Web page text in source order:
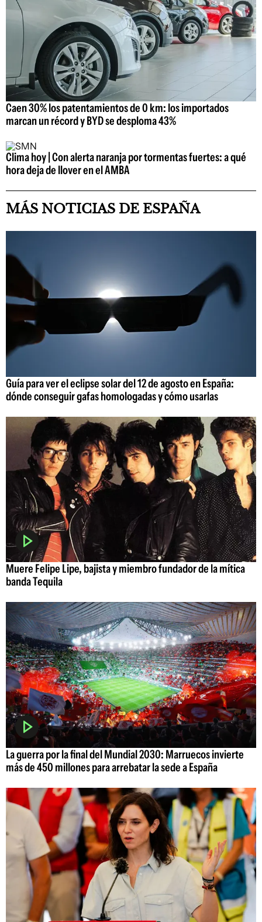
Caen 30% los patentamientos de 0 km: los importados
marcan un récord y BYD se desploma 43%
Clima hoy | Con alerta naranja por tormentas fuertes: a qué
hora deja de llover en el AMBA
MÁS NOTICIAS DE ESPAÑA
Guía para ver el eclipse solar del 12 de agosto en España:
dónde conseguir gafas homologadas y cómo usarlas
Muere Felipe Lipe, bajista y miembro fundador de la mítica
banda Tequila
La guerra por la final del Mundial 2030: Marruecos invierte
más de 450 millones para arrebatar la sede a España